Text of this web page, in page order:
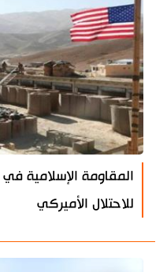
المقاومة الإسلامية
للاحتلال الأميركي